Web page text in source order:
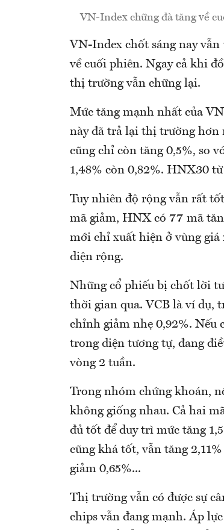
VN-Index chững đà tăng về
VN-Index chốt sáng nay
về cuối phiên. Ngay cả khi
thị trường vẫn chững lại.
Mức tăng mạnh nhất của
này đã trả lại thị trường hơn
cũng chỉ còn tăng 0,5%, so
1,48% còn 0,82%. HNX30
Tuy nhiên độ rộng vẫn rất
mã giảm, HNX có 77 mã
mới chỉ xuất hiện ở vùng
diện rộng.
Những cổ phiếu bị chốt lời
thời gian qua. VCB là ví dụ,
chỉnh giảm nhẹ 0,92%. Nếu
trong diện tương tự, đang
vòng 2 tuần.
Trong nhóm chứng khoán,
không giống nhau. Cả hai
đủ tốt để duy trì mức tăng
cũng khá tốt, vẫn tăng
giảm 0,65%...
Thị trường vẫn có được sự
chips vẫn đang mạnh. Áp